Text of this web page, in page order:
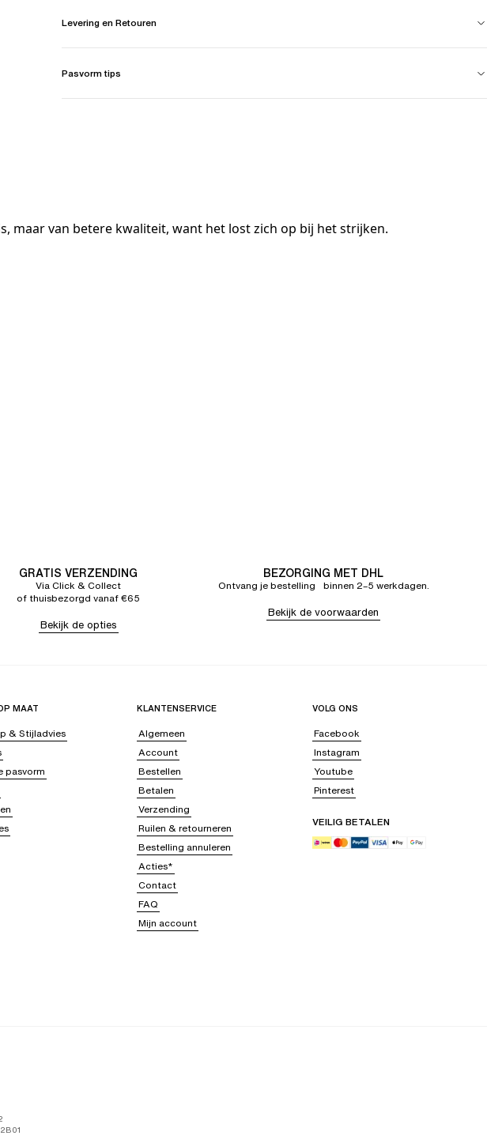
Levering en Retouren
Pasvorm tips
maar van betere kwaliteit, want het lost zich op bij het strijken.
GRATIS VERZENDING
Via Click & Collect
of thuisbezorgd vanaf €65
Bekijk de opties
BEZORGING MET DHL
Ontvang je bestelling binnen 2–5 werkdagen.
Bekijk de voorwaarden
MAAT
& Stijladvies
pasvorm
KLANTENSERVICE
Algemeen
Account
Bestellen
Betalen
Verzending
Ruilen & retourneren
Bestelling annuleren
Acties*
Contact
FAQ
Mijn account
VOLG ONS
Facebook
Instagram
Youtube
Pinterest
VEILIG BETALEN